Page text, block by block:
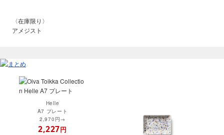
〈在庫限り〉
アメジスト
Helle
A7 プレート
2,970円→
2,227円